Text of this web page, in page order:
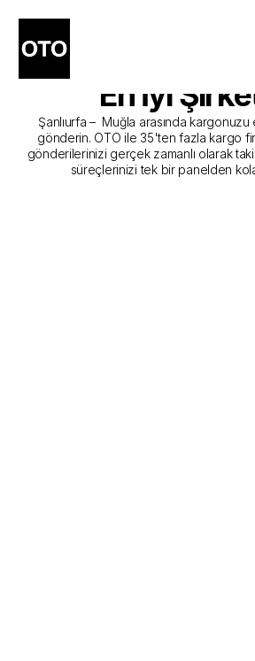
Şanlıurfa -
Gönderim
En İyi
Şanlıurfa –  Muğla arasında
gönderin. OTO ile 35'ten fazla kargo
gönderilerinizi gerçek zamanlı olarak
süreçlerinizi tek bir panelden